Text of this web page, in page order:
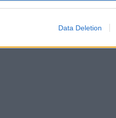
Data Deletion